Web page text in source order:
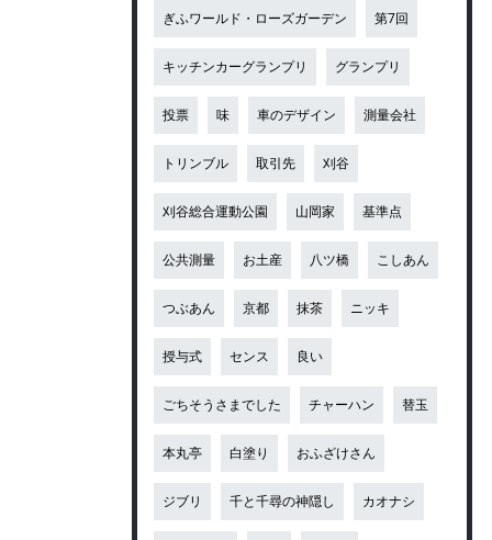
ぎふワールド・ローズガーデン 第7回
キッチンカーグランプリ グランプリ
投票 味 車のデザイン 測量会社
トリンブル 取引先 刈谷
刈谷総合運動公園 山岡家 基準点
公共測量 お土産 八ツ橋 こしあん
つぶあん 京都 抹茶 ニッキ
授与式 センス 良い
ごちそうさまでした チャーハン 替玉
本丸亭 白塗り おふざけさん
ジブリ 千と千尋の神隠し カオナシ